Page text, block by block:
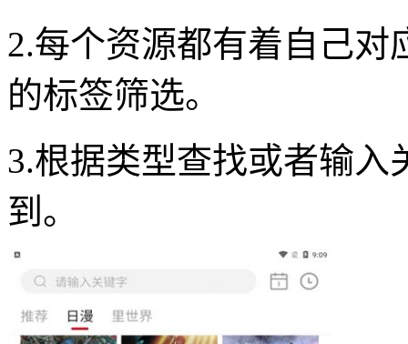
2.每个资源都有着自己
的标签筛选。
3.根据类型查找或者输入
到。